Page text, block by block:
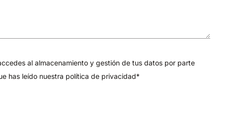
al almacenamiento y gestión de tus datos por parte
has leído nuestra política de privacidad*